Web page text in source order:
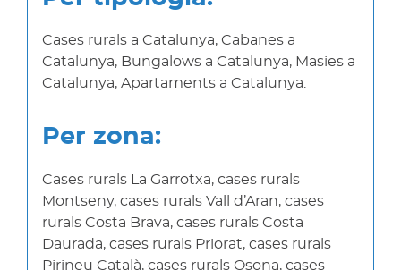
Cases rurals a Catalunya, Cabanes a
Catalunya, Bungalows a Catalunya, Masies a
Catalunya, Apartaments a Catalunya.
Per zona:
Cases rurals La Garrotxa, cases rurals
Montseny, cases rurals Vall d’Aran, cases
rurals Costa Brava, cases rurals Costa
Daurada, cases rurals Priorat, cases rurals
Pirineu Català, cases rurals Osona, cases